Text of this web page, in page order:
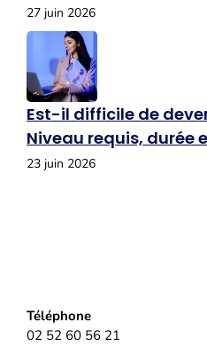
27 juin 2026
Est-il difficile de
Niveau requis, durée
23 juin 2026
Téléphone
02 52 60 56 21